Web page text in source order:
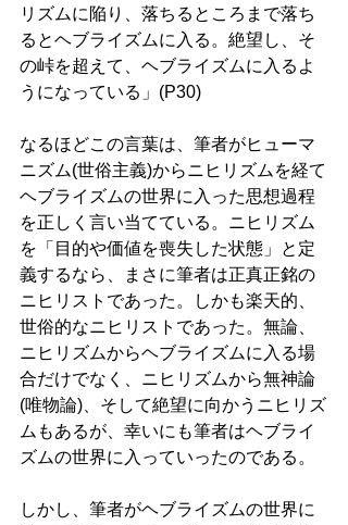
リズムに陥り、落ちるところまで落ち
るとヘブライズムに入る。絶望し、そ
の峠を超えて、ヘブライズムに入るよ
うになっている」(P30)
なるほどこの言葉は、筆者がヒューマ
ニズム(世俗主義)からニヒリズムを経て
ヘブライズムの世界に入った思想過程
を正しく言い当てている。ニヒリズム
を「目的や価値を喪失した状態」と定
義するなら、まさに筆者は正真正銘の
ニヒリストであった。しかも楽天的、
世俗的なニヒリストであった。無論、
ニヒリズムからヘブライズムに入る場
合だけでなく、ニヒリズムから無神論
(唯物論)、そして絶望に向かうニヒリズ
ムもあるが、幸いにも筆者はヘブライ
ズムの世界に入っていったのである。
しかし、筆者がヘブライズムの世界に